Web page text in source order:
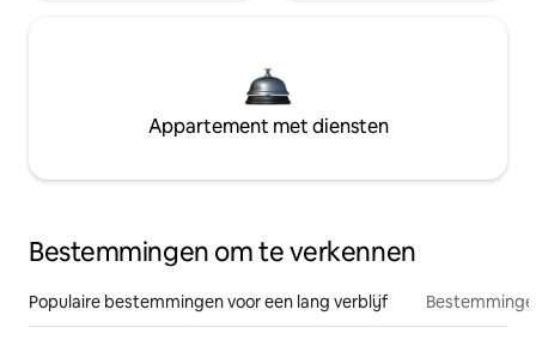
Appartement met diensten
Bestemmingen om te verkennen
Populaire bestemmingen voor een lang verblijf